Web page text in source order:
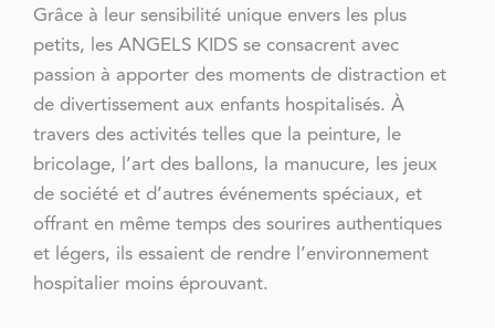
Grâce à leur sensibilité unique envers les plus
petits, les ANGELS KIDS se consacrent avec
passion à apporter des moments de distraction et
de divertissement aux enfants hospitalisés. À
travers des activités telles que la peinture, le
bricolage, l’art des ballons, la manucure, les jeux
de société et d’autres événements spéciaux, et
offrant en même temps des sourires authentiques
et légers, ils essaient de rendre l’environnement
hospitalier moins éprouvant.